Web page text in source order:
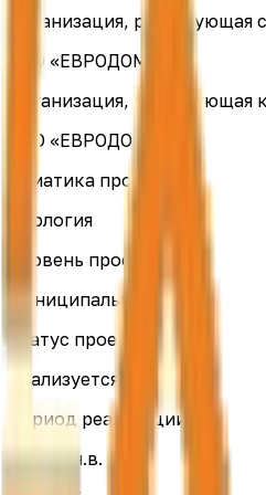
Организация,
ООО «ЕВРОДОМ»
Организация,
ООО «ЕВРОДОМ»
Тематика проекта
Экология
Уровень проекта
Муниципальный
Статус проекта
Реализуется
Период реализации
2023 — н.в.